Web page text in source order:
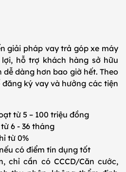
giải pháp vay trả góp xe máy
hỗ trợ khách hàng sở hữu
dàng hơn bao giờ hết. Theo
ký vay và hưởng các tiện
từ 5 – 100 triệu đồng
6 - 36 tháng
từ 0%
có điểm tín dụng tốt
chỉ cần có CCCD/Căn cước,